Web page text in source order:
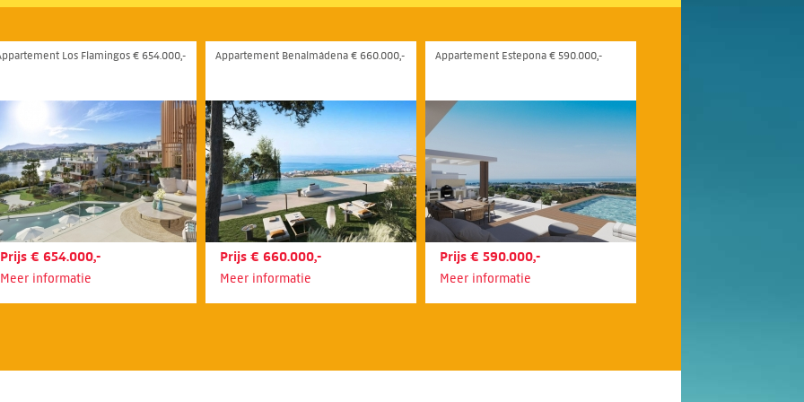
Los Flamingos € 654.000,-
Prijs € 654.000,-
Meer informatie
Appartement Benalmádena € 660.000,-
Prijs € 660.000,-
Meer informatie
Appartement Estepona € 590.000,-
Prijs € 590.000,-
Meer informatie